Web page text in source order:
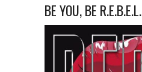
BE YOU, BE R.E.B.E.L.